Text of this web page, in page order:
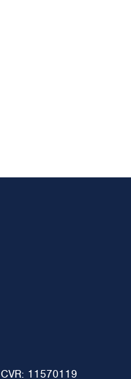
CVR: 11570119